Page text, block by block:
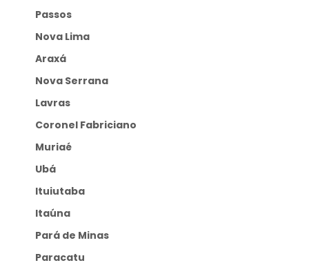
Passos
Nova Lima
Araxá
Nova Serrana
Lavras
Coronel Fabriciano
Muriaé
Ubá
Ituiutaba
Itaúna
Pará de Minas
Paracatu